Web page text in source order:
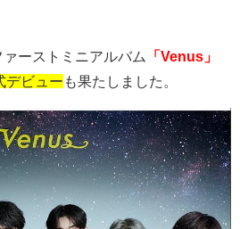
ーストミニアルバム
「Venus」
デビュー も果たしました。